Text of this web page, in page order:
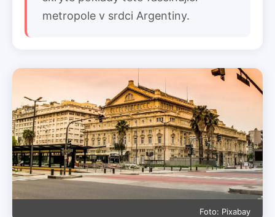
metropole v srdci Argentiny.
Foto: Pixabay